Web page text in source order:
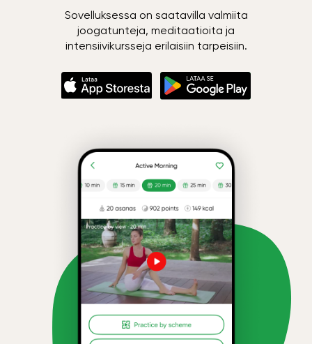
Sovelluksessa on saatavilla valmiita
joogatunteja, meditaatioita ja
intensiivikursseja erilaisiin tarpeisiin.